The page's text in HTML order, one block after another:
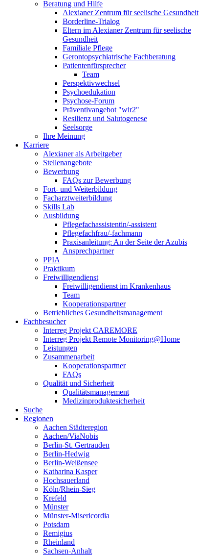
Beratung und Hilfe
Alexianer Zentrum für seelische Gesundheit
Borderline-Trialog
Eltern im Alexianer Zentrum für seelische
Gesundheit
Familiale Pflege
Gerontopsychiatrische Fachberatung
Patientenfürsprecher
Team
Perspektivwechsel
Psychoedukation
Psychose-Forum
Präventivangebot "wir2"
Resilienz und Salutogenese
Seelsorge
Ihre Meinung
Karriere
Alexianer als Arbeitgeber
Stellenangebote
Bewerbung
FAQs zur Bewerbung
Fort- und Weiterbildung
Facharztweiterbildung
Skills Lab
Ausbildung
Pflegefachassistentin/-assistent
Pflegefachfrau/-fachmann
Praxisanleitung: An der Seite der Azubis
Ansprechpartner
PPIA
Praktikum
Freiwilligendienst
Freiwilligendienst im Krankenhaus
Team
Kooperationspartner
Betriebliches Gesundheitsmanagement
Fachbesucher
Interreg Projekt CAREMORE
Interreg Projekt Remote Monitoring@Home
Leistungen
Zusammenarbeit
Kooperationspartner
FAQs
Qualität und Sicherheit
Qualitätsmanagement
Medizinproduktesicherheit
Suche
Regionen
Aachen Städteregion
Aachen/ViaNobis
Berlin-St. Gertrauden
Berlin-Hedwig
Berlin-Weißensee
Katharina Kasper
Hochsauerland
Köln/Rhein-Sieg
Krefeld
Münster
Münster-Misericordia
Potsdam
Remigius
Rheinland
Sachsen-Anhalt